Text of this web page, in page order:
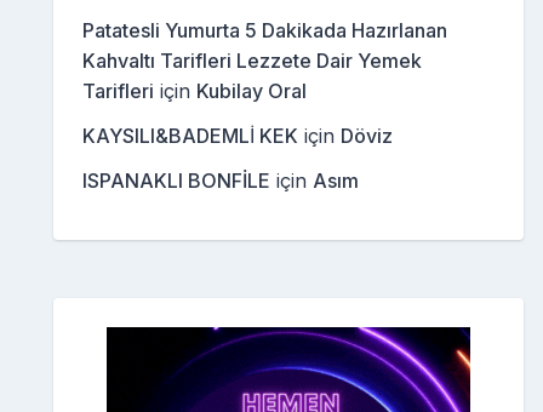
Patatesli Yumurta 5 Dakikada Hazırlanan
Kahvaltı Tarifleri Lezzete Dair Yemek
Tarifleri için Kubilay Oral
KAYSILI&BADEMLİ KEK için Döviz
ISPANAKLI BONFİLE için Asım